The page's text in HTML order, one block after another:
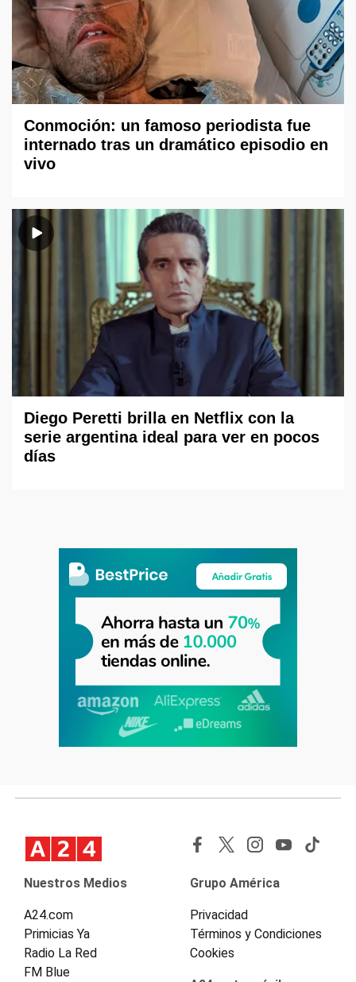
Conmoción: un famoso periodista fue
internado tras un dramático episodio en
vivo
Diego Peretti brilla en Netflix con la
serie argentina ideal para ver en pocos
días
Nuestros Medios
A24.com
Primicias Ya
Radio La Red
FM Blue
Grupo América
Privacidad
Términos y Condiciones
Cookies